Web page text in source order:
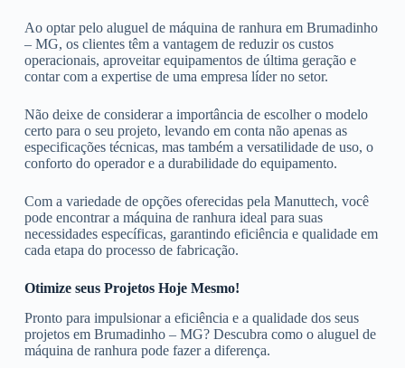
Ao optar pelo aluguel de máquina de ranhura em Brumadinho
– MG, os clientes têm a vantagem de reduzir os custos
operacionais, aproveitar equipamentos de última geração e
contar com a expertise de uma empresa líder no setor.
Não deixe de considerar a importância de escolher o modelo
certo para o seu projeto, levando em conta não apenas as
especificações técnicas, mas também a versatilidade de uso, o
conforto do operador e a durabilidade do equipamento.
Com a variedade de opções oferecidas pela Manuttech, você
pode encontrar a máquina de ranhura ideal para suas
necessidades específicas, garantindo eficiência e qualidade em
cada etapa do processo de fabricação.
Otimize seus Projetos Hoje Mesmo!
Pronto para impulsionar a eficiência e a qualidade dos seus
projetos em Brumadinho – MG? Descubra como o aluguel de
máquina de ranhura pode fazer a diferença.